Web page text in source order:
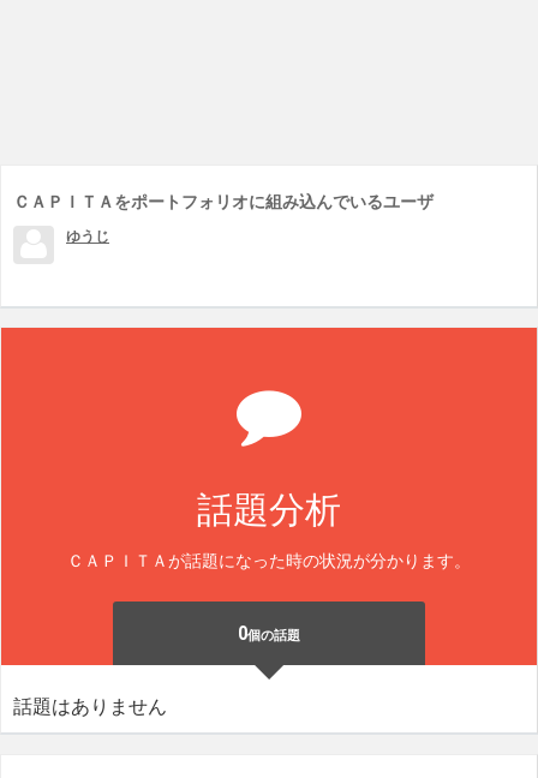
ＣＡＰＩＴＡをポートフォリオに組み込んでいるユーザ
ゆうじ
話題分析
ＣＡＰＩＴＡが話題になった時の状況が分かります。
0個の話題
話題はありません